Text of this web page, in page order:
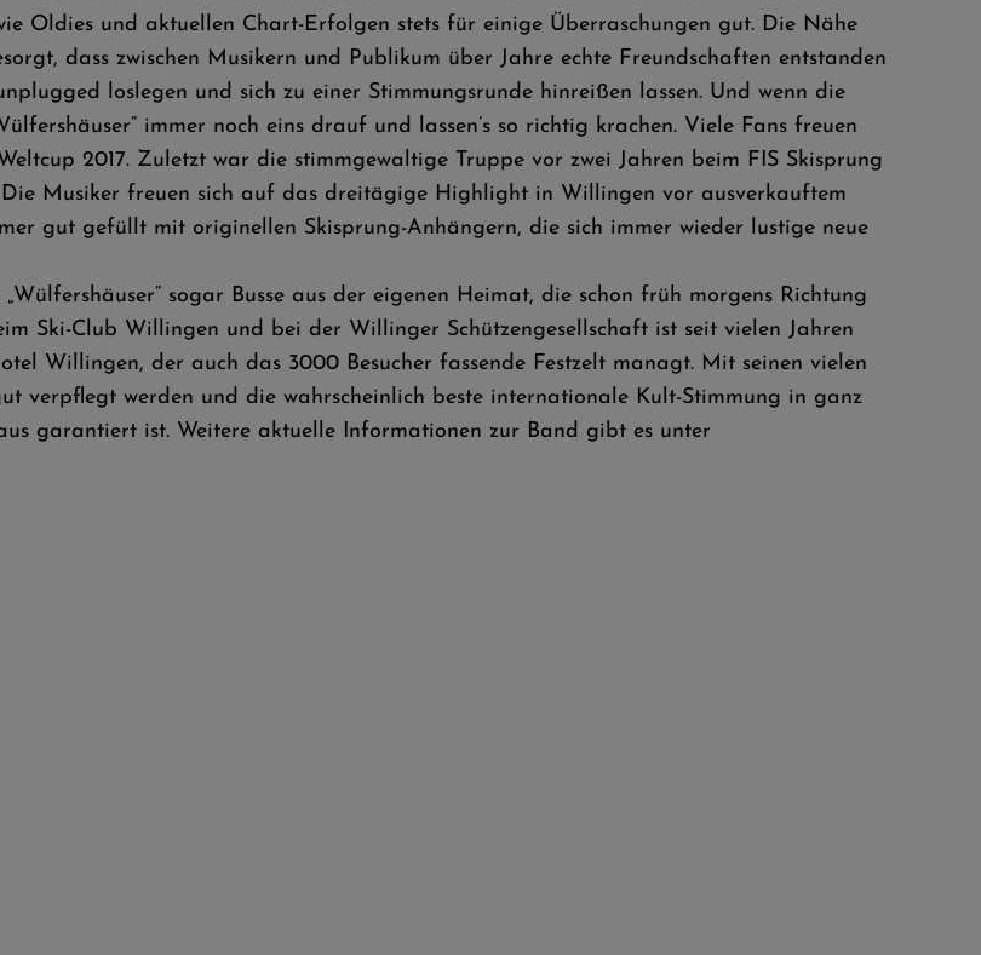
Oldies und aktuellen Chart-Erfolgen stets für einige Überraschungen gut. Die Nähe
dass zwischen Musikern und Publikum über Jahre echte Freundschaften entstanden
loslegen und sich zu einer Stimmungsrunde hinreißen lassen. Und wenn die
immer noch eins drauf und lassen’s so richtig krachen. Viele Fans freuen
2017. Zuletzt war die stimmgewaltige Truppe vor zwei Jahren beim FIS Skisprung
Musiker freuen sich auf das dreitägige Highlight in Willingen vor ausverkauftem
gut gefüllt mit originellen Skisprung-Anhängern, die sich immer wieder lustige neue
sogar Busse aus der eigenen Heimat, die schon früh morgens Richtung
Ski-Club Willingen und bei der Willinger Schützengesellschaft ist seit vielen Jahren
Willingen, der auch das 3000 Besucher fassende Festzelt managt. Mit seinen vielen
verpflegt werden und die wahrscheinlich beste internationale Kult-Stimmung in ganz
garantiert ist. Weitere aktuelle Informationen zur Band gibt es unter